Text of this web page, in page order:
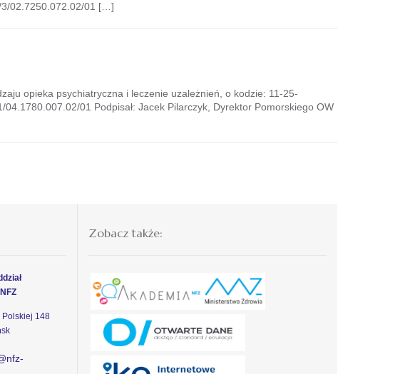
3/02.7250.072.02/01 […]
opieka psychiatryczna i leczenie uzależnień, o kodzie: 11-25-
01 Podpisał: Jacek Pilarczyk, Dyrektor Pomorskiego OW
Polskiej 148
Zobacz także: